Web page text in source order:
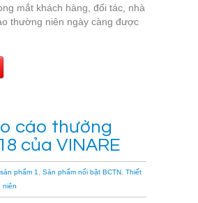
mắt khách hàng, đối tác, nhà
thường niên ngày càng được
cáo thường
của VINARE
sản phẩm 1 Sản phẩm nổi bật BCTN Thiết
niên